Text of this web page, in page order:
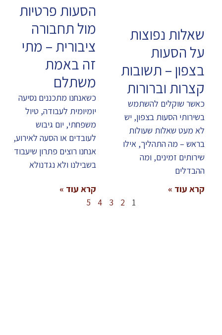
שאלות נפוצות
על הסעות
בצפון – תשובות
קצרות וברורות
כאשר שוקלים להשתמש
בשירותי הסעות בצפון, יש
לא מעט שאלות שעולות
בראש – מה התהליך, אילו
שירותים זמינים, ומה
ההבדלים
קרא עוד »
הסעות פרטיות
מול תחבורה
ציבורית – מתי
זה באמת
משתלם
כשאנחנו מתכננים נסיעה
יומיומית לעבודה, טיול
משפחתי, יום גיבוש
לעובדים או הסעה לאירוע,
אנחנו רוצים פתרון שיעבוד
בשבילנו ולא נגדנולא
קרא עוד »
1
2
3
4
5